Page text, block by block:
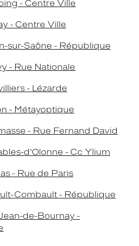
- Centre Ville
- Centre Ville
sur-Saône - République
- Rue Nationale
- Lézarde
- Métayoptique
- Rue Fernand David
d'Olonne - Cc Ylium
- Rue de Paris
Combault - République
de-Bournay -